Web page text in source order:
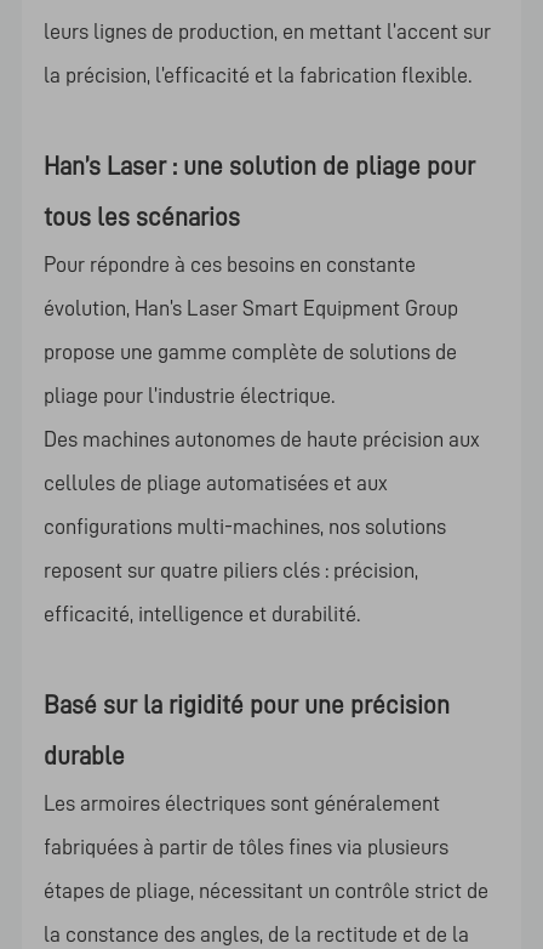
leurs lignes de production, en mettant l’accent sur
la précision, l’efficacité et la fabrication flexible.
Han’s Laser : une solution de pliage pour
tous les scénarios
Pour répondre à ces besoins en constante
évolution, Han’s Laser Smart Equipment Group
propose une gamme complète de solutions de
pliage pour l’industrie électrique.
Des machines autonomes de haute précision aux
cellules de pliage automatisées et aux
configurations multi-machines, nos solutions
reposent sur quatre piliers clés : précision,
efficacité, intelligence et durabilité.
Basé sur la rigidité pour une précision
durable
Les armoires électriques sont généralement
fabriquées à partir de tôles fines via plusieurs
étapes de pliage, nécessitant un contrôle strict de
la constance des angles, de la rectitude et de la